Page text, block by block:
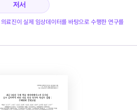
저서
료진이 실제 임상데이터를 바탕으로 수행한 연구를